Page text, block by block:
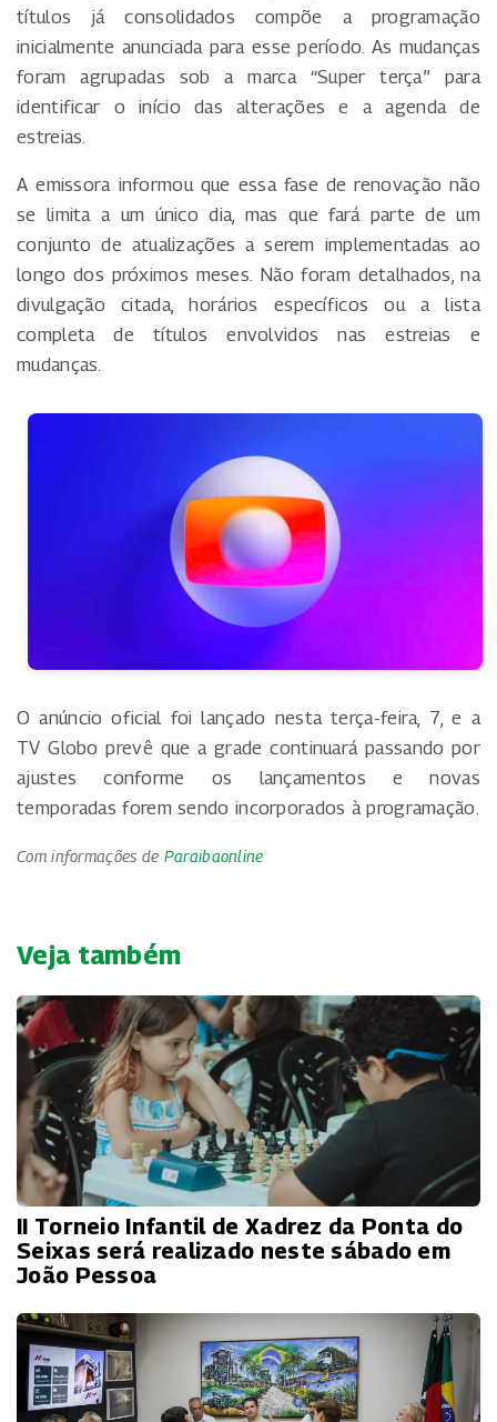
títulos já consolidados compõe a programação
inicialmente anunciada para esse período. As mudanças
foram agrupadas sob a marca “Super terça” para
identificar o início das alterações e a agenda de
estreias.
A emissora informou que essa fase de renovação não
se limita a um único dia, mas que fará parte de um
conjunto de atualizações a serem implementadas ao
longo dos próximos meses. Não foram detalhados, na
divulgação citada, horários específicos ou a lista
completa de títulos envolvidos nas estreias e
mudanças.
O anúncio oficial foi lançado nesta terça-feira, 7, e a
TV Globo prevê que a grade continuará passando por
ajustes conforme os lançamentos e novas
temporadas forem sendo incorporados à programação.
Com informações de Paraibaonline
Veja também
II Torneio Infantil de Xadrez da Ponta do
Seixas será realizado neste sábado em
João Pessoa